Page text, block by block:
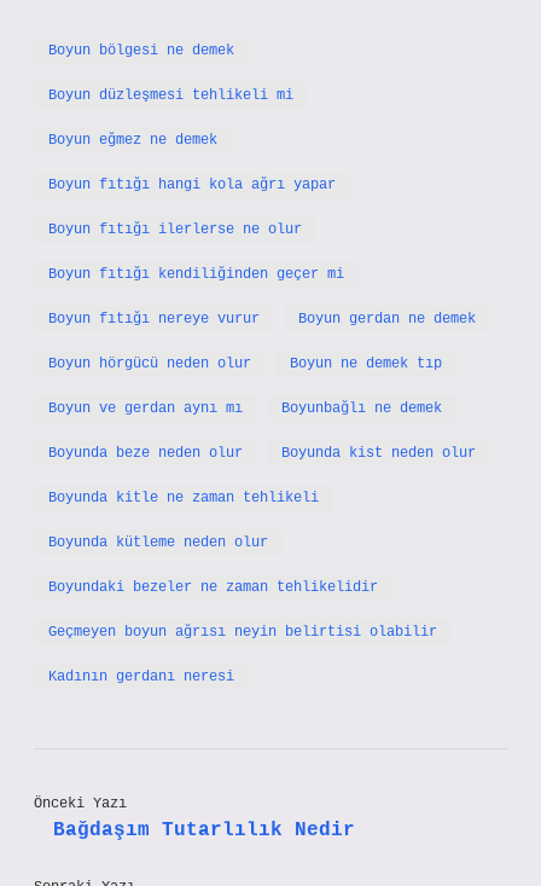
Boyun bölgesi ne demek
Boyun düzleşmesi tehlikeli mi
Boyun eğmez ne demek
Boyun fıtığı hangi kola ağrı yapar
Boyun fıtığı ilerlerse ne olur
Boyun fıtığı kendiliğinden geçer mi
Boyun fıtığı nereye vurur Boyun gerdan ne demek
Boyun hörgücü neden olur Boyun ne demek tıp
Boyun ve gerdan aynı mı Boyunbağlı ne demek
Boyunda beze neden olur Boyunda kist neden olur
Boyunda kitle ne zaman tehlikeli
Boyunda kütleme neden olur
Boyundaki bezeler ne zaman tehlikelidir
Geçmeyen boyun ağrısı neyin belirtisi olabilir
Kadının gerdanı neresi
Önceki Yazı
Bağdaşım Tutarlılık Nedir